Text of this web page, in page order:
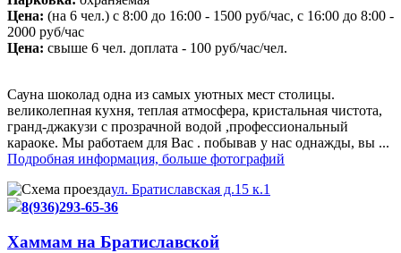
Цена: (на 6 чел.) с 8:00 до 16:00 - 1500 руб/час, с 16:00 до 8:00 -
2000 руб/час
Цена: свыше 6 чел. доплата - 100 руб/час/чел.
Сауна шоколад одна из самых уютных мест столицы.
великолепная кухня, теплая атмосфера, кристальная чистота,
гранд-джакузи с прозрачной водой ,профессиональный
караоке. Мы работаем для Вас . побывав у нас однажды, вы ...
Подробная информация, больше фотографий
ул. Братиславская д.15 к.1
8(936)293-65-36
Хаммам на Братиславской